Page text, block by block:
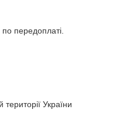
по передоплаті.
території України